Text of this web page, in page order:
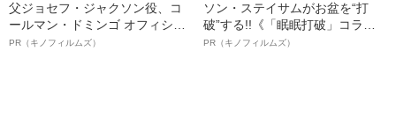
父ジョセフ・ジャクソン役、コ
ールマン・ドミンゴ オフィシャ
ルインタビュー“観客を魅了した
PR（キノフィルムズ）
ソン・ステイサムがお盆を“打
破”する!!《「眠眠打破」コラ
ボ》
PR（キノフィルムズ）